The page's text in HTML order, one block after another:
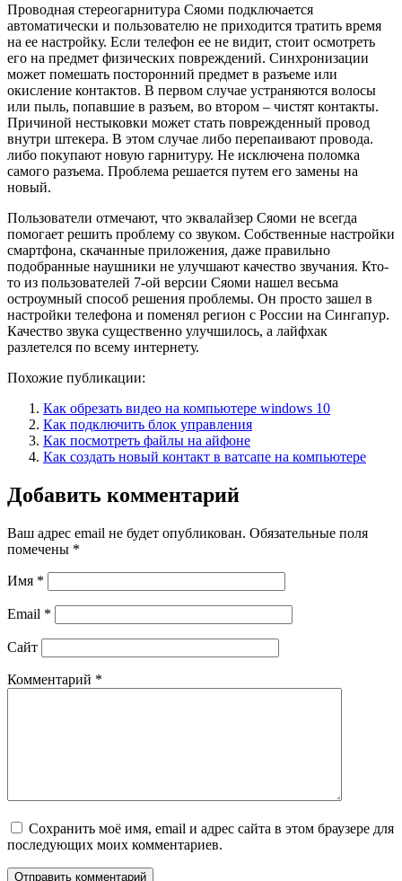
Проводная стереогарнитура Сяоми подключается
автоматически и пользователю не приходится тратить время
на ее настройку. Если телефон ее не видит, стоит осмотреть
его на предмет физических повреждений. Синхронизации
может помешать посторонний предмет в разъеме или
окисление контактов. В первом случае устраняются волосы
или пыль, попавшие в разъем, во втором – чистят контакты.
Причиной нестыковки может стать поврежденный провод
внутри штекера. В этом случае либо перепаивают провода.
либо покупают новую гарнитуру. Не исключена поломка
самого разъема. Проблема решается путем его замены на
новый.
Пользователи отмечают, что эквалайзер Сяоми не всегда
помогает решить проблему со звуком. Собственные настройки
смартфона, скачанные приложения, даже правильно
подобранные наушники не улучшают качество звучания. Кто-
то из пользователей 7-ой версии Сяоми нашел весьма
остроумный способ решения проблемы. Он просто зашел в
настройки телефона и поменял регион с России на Сингапур.
Качество звука существенно улучшилось, а лайфхак
разлетелся по всему интернету.
Похожие публикации:
Как обрезать видео на компьютере windows 10
Как подключить блок управления
Как посмотреть файлы на айфоне
Как создать новый контакт в ватсапе на компьютере
Добавить комментарий
Ваш адрес email не будет опубликован. Обязательные поля
помечены *
Имя *
Email *
Сайт
Комментарий *
Сохранить моё имя, email и адрес сайта в этом браузере для
последующих моих комментариев.